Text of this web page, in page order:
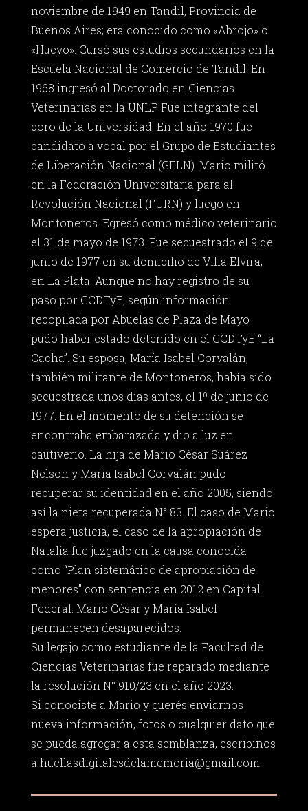
noviembre de 1949 en Tandil, Provincia de
Buenos Aires; era conocido como «Abrojo» o
«Huevo». Cursó sus estudios secundarios en la
Escuela Nacional de Comercio de Tandil. En
1968 ingresó al Doctorado en Ciencias
Veterinarias en la UNLP. Fue integrante del
coro de la Universidad. En el año 1970 fue
candidato a vocal por el Grupo de Estudiantes
de Liberación Nacional (GELN). Mario militó
en la Federación Universitaria para al
Revolución Nacional (FURN) y luego en
Montoneros. Egresó como médico veterinario
el 31 de mayo de 1973. Fue secuestrado el 9 de
junio de 1977 en su domicilio de Villa Elvira,
en La Plata. Aunque no hay registro de su
paso por CCDTyE, según información
recopilada por Abuelas de Plaza de Mayo
pudo haber estado detenido en el CCDTyE “La
Cacha”. Su esposa, María Isabel Corvalán,
también militante de Montoneros, había sido
secuestrada unos días antes, el 1º de junio de
1977. En el momento de su detención se
encontraba embarazada y dio a luz en
cautiverio. La hija de Mario César Suárez
Nelson y María Isabel Corvalán pudo
recuperar su identidad en el año 2005, siendo
así la nieta recuperada N° 83. El caso de Mario
espera justicia, el caso de la apropiación de
Natalia fue juzgado en la causa conocida
como “Plan sistemático de apropiación de
menores” con sentencia en 2012 en Capital
Federal. Mario César y María Isabel
permanecen desaparecidos.
Su legajo como estudiante de la Facultad de
Ciencias Veterinarias fue reparado mediante
la resolución N° 910/23 en el año 2023.
Si conociste a Mario y querés enviarnos
nueva información, fotos o cualquier dato que
se pueda agregar a esta semblanza, escribinos
a huellasdigitalesdelamemoria@gmail.com